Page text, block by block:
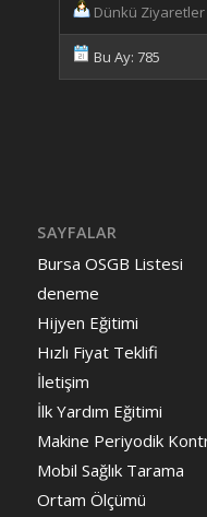
Dünkü Ziyaretler
Bu Ay: 785
SAYFALAR
Bursa OSGB Listesi
deneme
Hijyen Eğitimi
Hızlı Fiyat Teklifi
İletişim
İlk Yardım Eğitimi
Makine Periyodik
Mobil Sağlık Tarama
Ortam Ölçümü